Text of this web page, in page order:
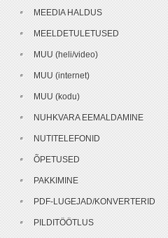
MEEDIA HALDUS
MEELDETULETUSED
MUU (heli/video)
MUU (internet)
MUU (kodu)
NUHKVARA EEMALDAMINE
NUTITELEFONID
ÕPETUSED
PAKKIMINE
PDF-LUGEJAD/KONVERTERID
PILDITÖÖTLUS